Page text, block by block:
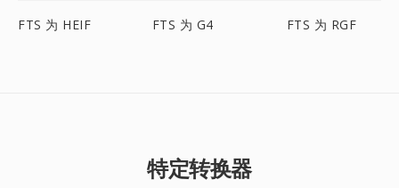
FTS 为 HEIF FTS 为 G4 FTS 为 RGF
特定转换器